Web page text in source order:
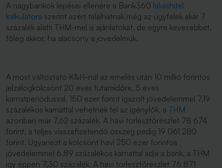
A nagybankok lépései ellenére a Bank360 lakáshitel
kalkulátora szerint azért találhatnak még az ügyfelek akár 7
százalék alatti THM-mel is ajánlatokat, de egyre kevesebbet,
főleg akkor, ha alacsony a jövedelmük.
A most változtató K&H-nál az emelés után 10 millió forintos
jelzálogkölcsönt 20 éves futamidőre, 5 éves
kamatperiódussal, 150 ezer forint igazolt jövedelemmel 7,19
százalékos kamattal vehetnek fel az igénylők, a THM
azonban már 7,62 százalék. A havi törlesztőrészlet 78 674
forint, a teljes visszafizetendő összeg pedig 19 061 280
forint. Ugyanezt a kölcsönt havi 250 ezer forintos
jövedelemmel 6,89 százalékos kamattal adja a bank, a THM
így éppen 7,30 százalék. A havi törlesztőrészlet 76 871